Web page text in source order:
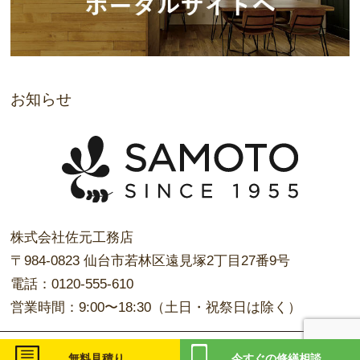
お知らせ
株式会社佐元工務店
〒984-0823 仙台市若林区遠見塚2丁目27番9号
電話：0120-555-610
営業時間：9:00〜18:30（土日・祝祭日は除く）
Copyright © 株式会社佐元工務店 All rights reserved.